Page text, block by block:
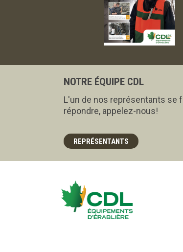
NOTRE ÉQUIPE CDL
L'un de nos représentants se
répondre, appelez-nous!
REPRÉSENTANTS